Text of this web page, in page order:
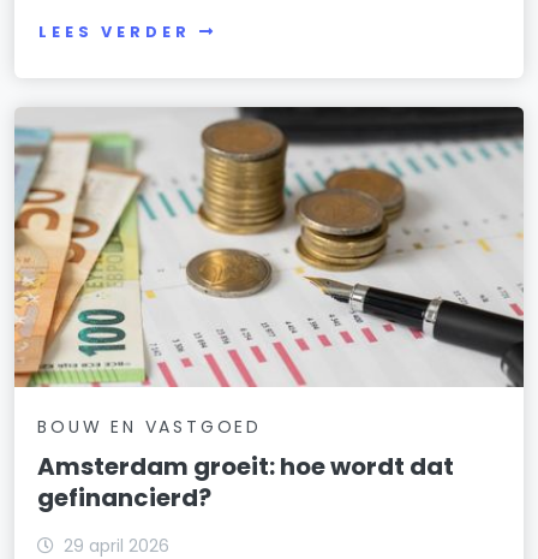
LEES VERDER
BOUW EN VASTGOED
Amsterdam groeit: hoe wordt dat
gefinancierd?
29 april 2026